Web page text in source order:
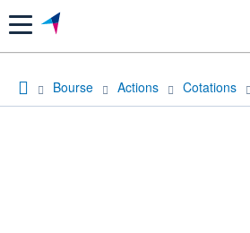
Menu
Bourse Actions Cotations